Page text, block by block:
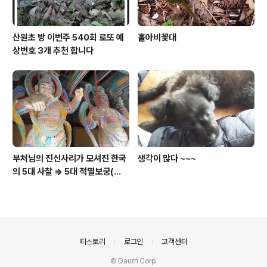
산원초 방 이번주 540회 로또 예
상번호 3개 추천 합니다
홀아비꽃대
부처님의 진신사리가 모셔진 한국
의 5대 사찰 => 5대 적멸보궁(寂
생각이 많다 ~~~
티스토리 로그인 고객센터
© Daum Corp.